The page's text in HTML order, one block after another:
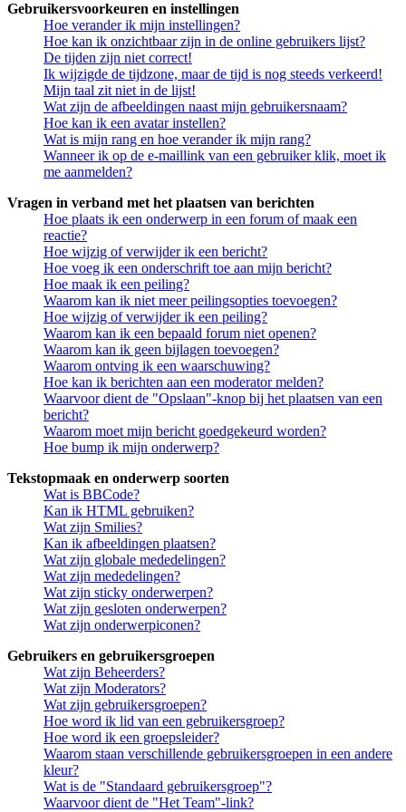
Gebruikersvoorkeuren en instellingen
Hoe verander ik mijn instellingen?
Hoe kan ik onzichtbaar zijn in de online gebruikers lijst?
De tijden zijn niet correct!
Ik wijzigde de tijdzone, maar de tijd is nog steeds verkeerd!
Mijn taal zit niet in de lijst!
Wat zijn de afbeeldingen naast mijn gebruikersnaam?
Hoe kan ik een avatar instellen?
Wat is mijn rang en hoe verander ik mijn rang?
Wanneer ik op de e-maillink van een gebruiker klik, moet ik
me aanmelden?
Vragen in verband met het plaatsen van berichten
Hoe plaats ik een onderwerp in een forum of maak een
reactie?
Hoe wijzig of verwijder ik een bericht?
Hoe voeg ik een onderschrift toe aan mijn bericht?
Hoe maak ik een peiling?
Waarom kan ik niet meer peilingsopties toevoegen?
Hoe wijzig of verwijder ik een peiling?
Waarom kan ik een bepaald forum niet openen?
Waarom kan ik geen bijlagen toevoegen?
Waarom ontving ik een waarschuwing?
Hoe kan ik berichten aan een moderator melden?
Waarvoor dient de "Opslaan"-knop bij het plaatsen van een
bericht?
Waarom moet mijn bericht goedgekeurd worden?
Hoe bump ik mijn onderwerp?
Tekstopmaak en onderwerp soorten
Wat is BBCode?
Kan ik HTML gebruiken?
Wat zijn Smilies?
Kan ik afbeeldingen plaatsen?
Wat zijn globale mededelingen?
Wat zijn mededelingen?
Wat zijn sticky onderwerpen?
Wat zijn gesloten onderwerpen?
Wat zijn onderwerpiconen?
Gebruikers en gebruikersgroepen
Wat zijn Beheerders?
Wat zijn Moderators?
Wat zijn gebruikersgroepen?
Hoe word ik lid van een gebruikersgroep?
Hoe word ik een groepsleider?
Waarom staan verschillende gebruikersgroepen in een andere
kleur?
Wat is de "Standaard gebruikersgroep"?
Waarvoor dient de "Het Team"-link?